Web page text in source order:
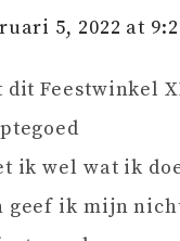
5, 2022 at
dit Feestwinkel
ik wel wat ik
geef ik mijn